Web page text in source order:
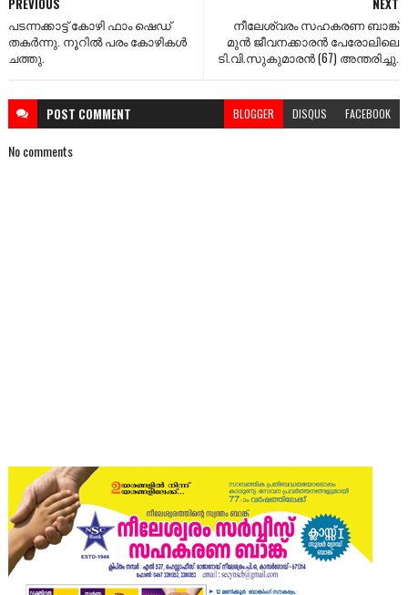
നീലേശ്വരം സഹകരണ ബാങ്ക്
മുൻ ജീവനക്കാരൻ പേരോലിലെ
ടി.വി.സുകുമാരൻ (67) അന്തരിച്ചു.
പടന്നക്കാട്ട് കോഴി ഫാം ഷെഡ്
തകർന്നു. നൂറിൽ പരം കോഴികൾ
ചത്തു.
POST COMMENT BLOGGER DISQUS FACEBOOK
No comments